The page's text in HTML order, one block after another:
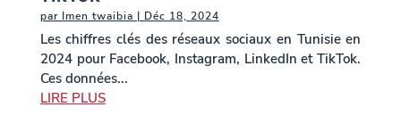
par Imen twaibia | Déc 18, 2024
Les chiffres clés des réseaux sociaux en Tunisie en
2024 pour Facebook, Instagram, LinkedIn et TikTok.
Ces données...
LIRE PLUS